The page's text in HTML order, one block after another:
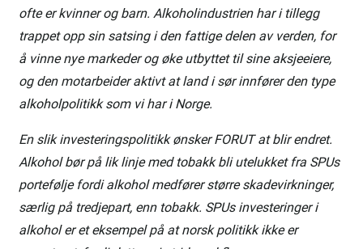
ofte er kvinner og barn. Alkoholindustrien har i tillegg
trappet opp sin satsing i den fattige delen av verden, for
å vinne nye markeder og øke utbyttet til sine aksjeeiere,
og den motarbeider aktivt at land i sør innfører den type
alkoholpolitikk som vi har i Norge.
En slik investeringspolitikk ønsker FORUT at blir endret.
Alkohol bør på lik linje med tobakk bli utelukket fra SPUs
portefølje fordi alkohol medfører større skadevirkninger,
særlig på tredjepart, enn tobakk. SPUs investeringer i
alkohol er et eksempel på at norsk politikk ikke er